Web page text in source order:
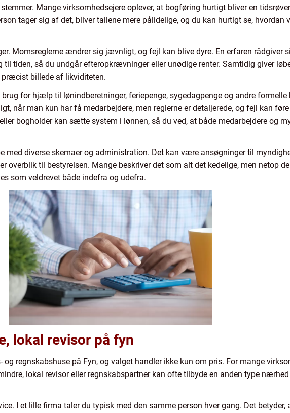
Mange virksomhedsejere oplever, at bogføring hurtigt bliver en
tager sig af det, bliver tallene mere pålidelige, og du kan hurtigt se, hvordan
Momsreglerne ændrer sig jævnligt, og fejl kan blive dyre. En erfaren rådgiver
til tiden, så du undgår efteropkrævninger eller unødige renter. Samtidig giver
præcist billede af likviditeten.
for hjælp til lønindberetninger, feriepenge, sygedagpenge og andre formelle
når man kun har få medarbejdere, men reglerne er detaljerede, og fejl kan
bogholder kan sætte system i lønnen, så du ved, at både medarbejdere og
med diverse skemaer og administration. Det kan være ansøgninger til
overblik til bestyrelsen. Mange beskriver det som alt det kedelige, men netop
som veldrevet både indefra og udefra.
lokal revisor på fyn
regnskabshuse på Fyn, og valget handler ikke kun om pris. For mange
lokal revisor eller regnskabspartner kan ofte tilbyde en anden type
I et lille firma taler du typisk med den samme person hver gang. Det betyder,